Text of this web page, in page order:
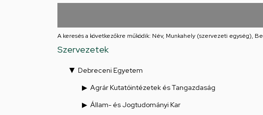
feladatellátási
A keresés a következőkre működik: Név, Munkahely (szervezeti egység),
Szervezetek
Debreceni Egyetem
Agrár Kutatóintézetek és Tangazdaság
Állam- és Jogtudományi Kar